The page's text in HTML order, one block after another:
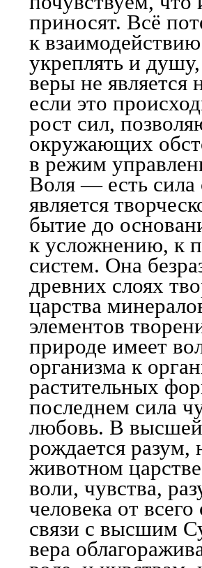
приносят. Всё
к
укреплять и
веры не
если это
рост сил,
окружающих
в режим
Воля — есть сила
является
бытие до
к усложнению, к
систем. Она
древних слоях
царства
элементов
природе имеет
организма к
растительных
последнем сила
любовь. В высшей
рождается разум,
животном
воли, чувства,
человека от
связи с высшим
вера